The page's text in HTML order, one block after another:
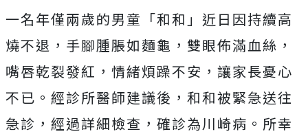
一名年僅兩歲的男童「和和」近日因持續高
燒不退，手腳腫脹如麵龜，雙眼佈滿血絲，
嘴唇乾裂發紅，情緒煩躁不安，讓家長憂心
不已。經診所醫師建議後，和和被緊急送往
急診，經過詳細檢查，確診為川崎病。所幸